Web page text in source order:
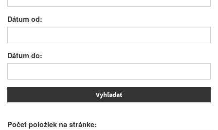
Dátum od:
Dátum do:
Počet položiek na stránke: